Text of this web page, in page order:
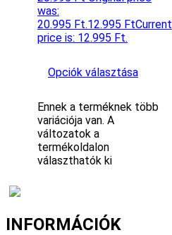
was:
20.995 Ft.12.995 FtCurrent
price is: 12.995 Ft.
Opciók választása
Ennek a terméknek több
variációja van. A
változatok a
termékoldalon
választhatók ki
INFORMÁCIÓK